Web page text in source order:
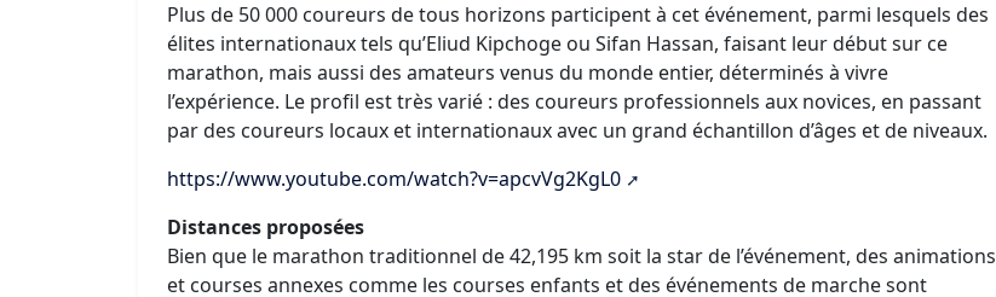
Plus de 50 000 coureurs de tous horizons participent à cet événement, parmi lesquels des
élites internationaux tels qu’Eliud Kipchoge ou Sifan Hassan, faisant leur début sur ce
marathon, mais aussi des amateurs venus du monde entier, déterminés à vivre
l’expérience. Le profil est très varié : des coureurs professionnels aux novices, en passant
par des coureurs locaux et internationaux avec un grand échantillon d’âges et de niveaux.
https://www.youtube.com/watch?v=apcvVg2KgL0
Distances proposées
Bien que le marathon traditionnel de 42,195 km soit la star de l’événement, des animations
et courses annexes comme les courses enfants et des événements de marche sont